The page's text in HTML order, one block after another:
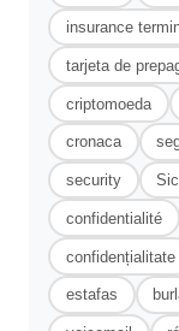
insurance
tarjeta de
criptomoeda
cronaca
security
confidentialité
confidențialitate
estafas